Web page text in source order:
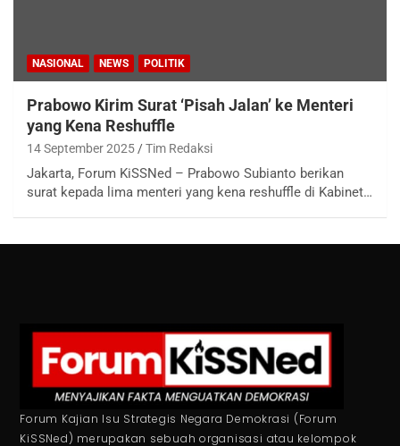
NASIONAL NEWS POLITIK
Prabowo Kirim Surat ‘Pisah Jalan’ ke Menteri
yang Kena Reshuffle
14 September 2025 Tim Redaksi
Jakarta, Forum KiSSNed – Prabowo Subianto berikan
surat kepada lima menteri yang kena reshuffle di Kabinet…
Forum Kajian Isu Strategis Negara Demokrasi (Forum
KiSSNed) merupakan sebuah organisasi atau kelompok